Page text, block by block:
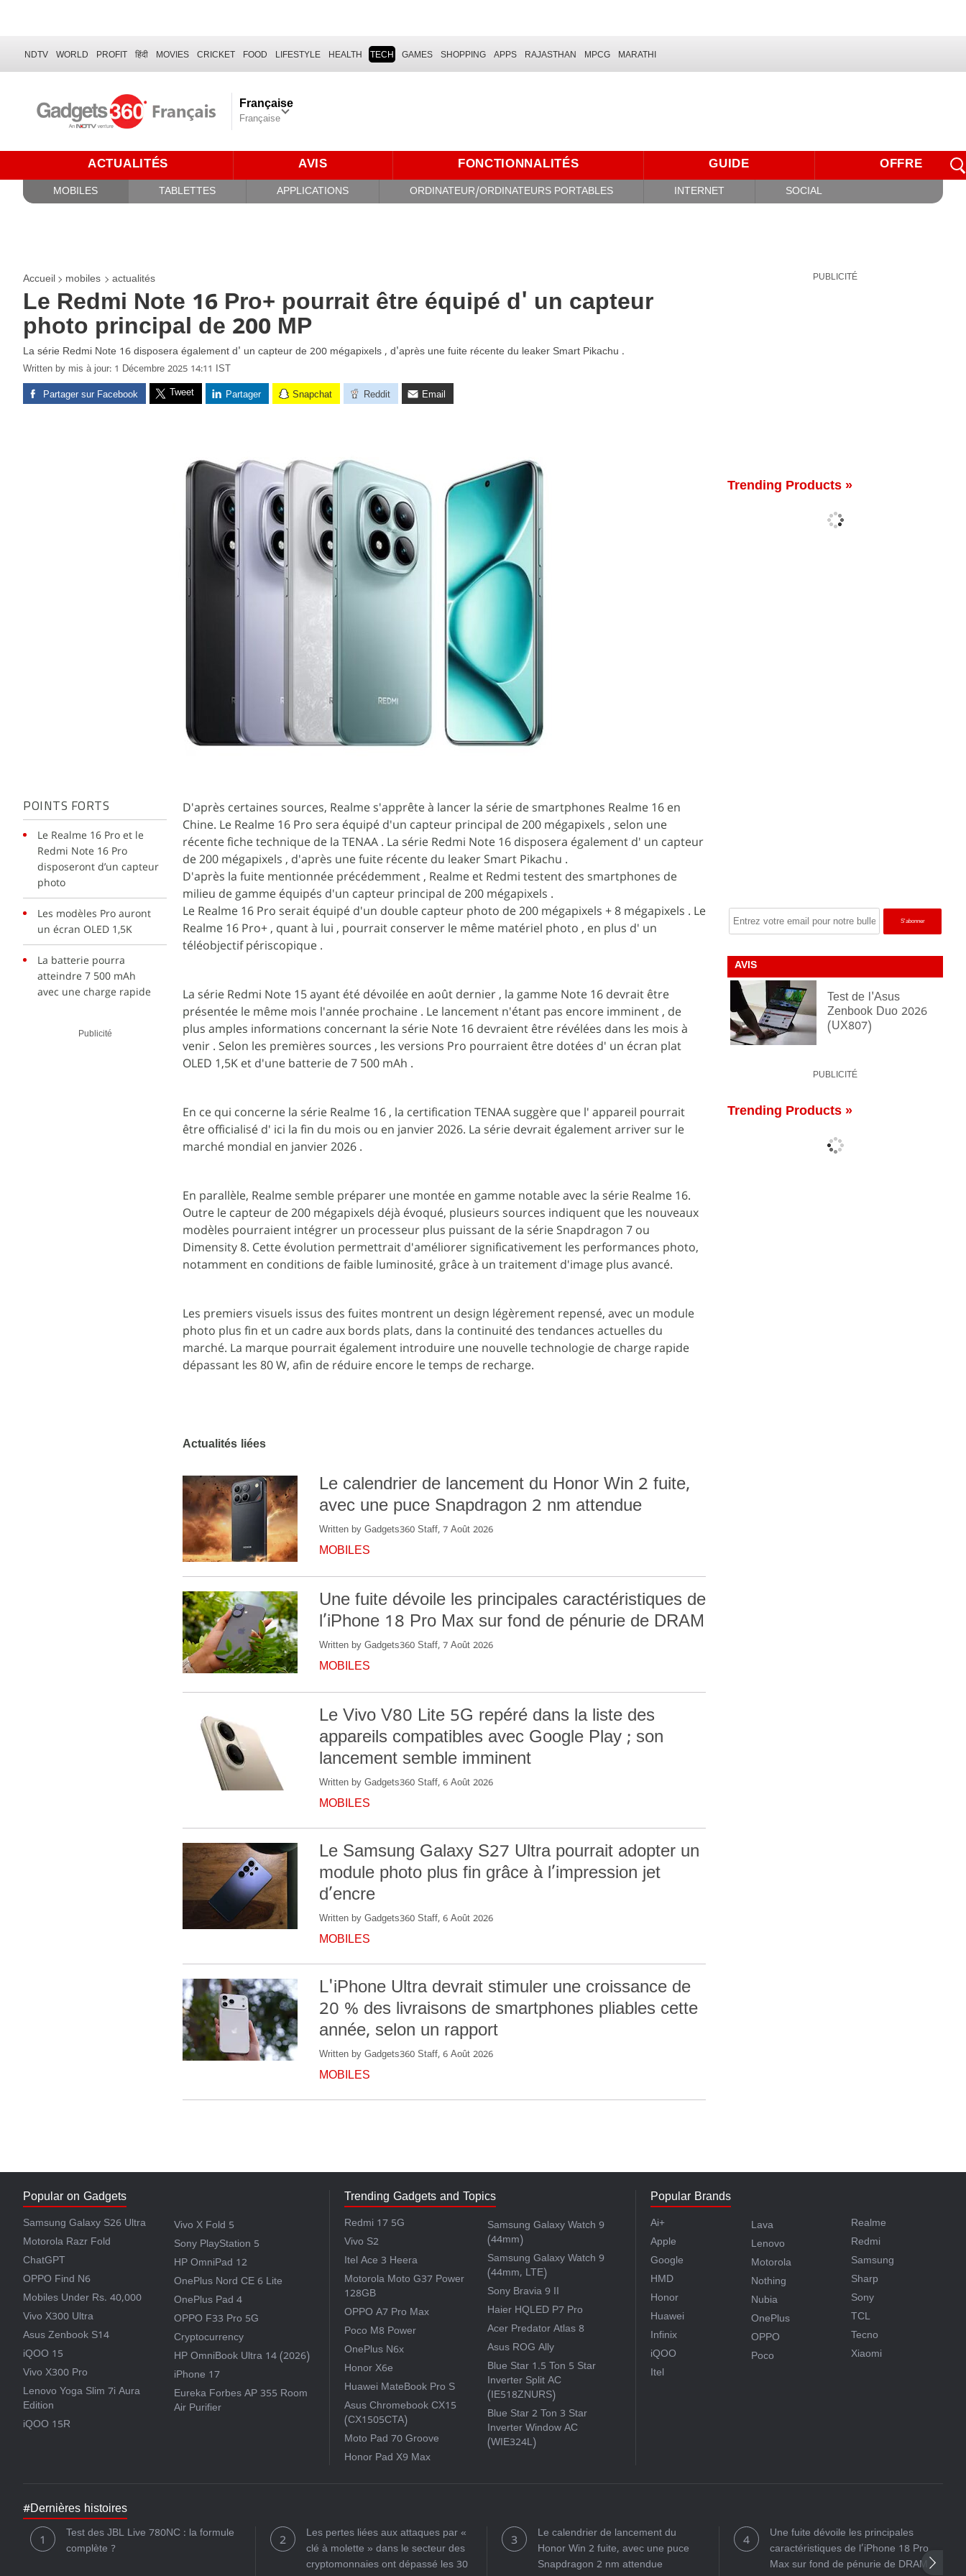
NDTV WORLD PROFIT हिंदी MOVIES CRICKET FOOD LIFESTYLE HEALTH TECH GAMES SHOPPING APPS RAJASTHAN MPCG MARATHI
Française
Française
ACTUALITÉS AVIS FONCTIONNALITÉS GUIDE OFFRE
MOBILES TABLETTES APPLICATIONS ORDINATEUR/ORDINATEURS PORTABLES INTERNET SOCIAL
Accueil mobiles actualités
Le Redmi Note 16 Pro+ pourrait être équipé d' un capteur
photo principal de 200 MP
La série Redmi Note 16 disposera également d' un capteur de 200 mégapixels , d'après une fuite récente du leaker Smart Pikachu .
Written by mis à jour: 1 Décembre 2025 14:11 IST
Partager sur Facebook Tweet Partager Snapchat Reddit Email
POINTS FORTS
Le Realme 16 Pro et le
Redmi Note 16 Pro
disposeront d’un capteur
photo
Les modèles Pro auront
un écran OLED 1,5K
La batterie pourra
atteindre 7 500 mAh
avec une charge rapide
Publicité
D'après certaines sources, Realme s'apprête à lancer la série de smartphones Realme 16 en
Chine. Le Realme 16 Pro sera équipé d'un capteur principal de 200 mégapixels , selon une
récente fiche technique de la TENAA . La série Redmi Note 16 disposera également d' un capteur
de 200 mégapixels , d'après une fuite récente du leaker Smart Pikachu .
D'après la fuite mentionnée précédemment , Realme et Redmi testent des smartphones de
milieu de gamme équipés d'un capteur principal de 200 mégapixels .
Le Realme 16 Pro serait équipé d'un double capteur photo de 200 mégapixels + 8 mégapixels . Le
Realme 16 Pro+ , quant à lui , pourrait conserver le même matériel photo , en plus d' un
téléobjectif périscopique .
La série Redmi Note 15 ayant été dévoilée en août dernier , la gamme Note 16 devrait être
présentée le même mois l'année prochaine . Le lancement n'étant pas encore imminent , de
plus amples informations concernant la série Note 16 devraient être révélées dans les mois à
venir . Selon les premières sources , les versions Pro pourraient être dotées d' un écran plat
OLED 1,5K et d'une batterie de 7 500 mAh .
En ce qui concerne la série Realme 16 , la certification TENAA suggère que l' appareil pourrait
être officialisé d' ici la fin du mois ou en janvier 2026. La série devrait également arriver sur le
marché mondial en janvier 2026 .
En parallèle, Realme semble préparer une montée en gamme notable avec la série Realme 16.
Outre le capteur de 200 mégapixels déjà évoqué, plusieurs sources indiquent que les nouveaux
modèles pourraient intégrer un processeur plus puissant de la série Snapdragon 7 ou
Dimensity 8. Cette évolution permettrait d'améliorer significativement les performances photo,
notamment en conditions de faible luminosité, grâce à un traitement d'image plus avancé.
Les premiers visuels issus des fuites montrent un design légèrement repensé, avec un module
photo plus fin et un cadre aux bords plats, dans la continuité des tendances actuelles du
marché. La marque pourrait également introduire une nouvelle technologie de charge rapide
dépassant les 80 W, afin de réduire encore le temps de recharge.
Actualités liées
Le calendrier de lancement du Honor Win 2 fuite,
avec une puce Snapdragon 2 nm attendue
Written by Gadgets360 Staff, 7 Août 2026
MOBILES
Une fuite dévoile les principales caractéristiques de
l’iPhone 18 Pro Max sur fond de pénurie de DRAM
Written by Gadgets360 Staff, 7 Août 2026
MOBILES
Le Vivo V80 Lite 5G repéré dans la liste des
appareils compatibles avec Google Play ; son
lancement semble imminent
Written by Gadgets360 Staff, 6 Août 2026
MOBILES
Le Samsung Galaxy S27 Ultra pourrait adopter un
module photo plus fin grâce à l’impression jet
d’encre
Written by Gadgets360 Staff, 6 Août 2026
MOBILES
L'iPhone Ultra devrait stimuler une croissance de
20 % des livraisons de smartphones pliables cette
année, selon un rapport
Written by Gadgets360 Staff, 6 Août 2026
MOBILES
PUBLICITÉ
Trending Products »
AVIS
Test de l'Asus
Zenbook Duo 2026
(UX807)
PUBLICITÉ
Trending Products »
Popular on Gadgets
Samsung Galaxy S26 Ultra
Motorola Razr Fold
ChatGPT
OPPO Find N6
Mobiles Under Rs. 40,000
Vivo X300 Ultra
Asus Zenbook S14
iQOO 15
Vivo X300 Pro
Lenovo Yoga Slim 7i Aura
Edition
iQOO 15R
Vivo X Fold 5
Sony PlayStation 5
HP OmniPad 12
OnePlus Nord CE 6 Lite
OnePlus Pad 4
OPPO F33 Pro 5G
Cryptocurrency
HP OmniBook Ultra 14 (2026)
iPhone 17
Eureka Forbes AP 355 Room
Air Purifier
Trending Gadgets and Topics
Redmi 17 5G
Vivo S2
Itel Ace 3 Heera
Motorola Moto G37 Power
128GB
OPPO A7 Pro Max
Poco M8 Power
OnePlus N6x
Honor X6e
Huawei MateBook Pro S
Asus Chromebook CX15
(CX1505CTA)
Moto Pad 70 Groove
Honor Pad X9 Max
Samsung Galaxy Watch 9
(44mm)
Samsung Galaxy Watch 9
(44mm, LTE)
Sony Bravia 9 II
Haier HQLED P7 Pro
Acer Predator Atlas 8
Asus ROG Ally
Blue Star 1.5 Ton 5 Star
Inverter Split AC
(IE518ZNURS)
Blue Star 2 Ton 3 Star
Inverter Window AC
(WIE324L)
Popular Brands
Ai+
Apple
Google
HMD
Honor
Huawei
Infinix
iQOO
Itel
Lava
Lenovo
Motorola
Nothing
Nubia
OnePlus
OPPO
Poco
Realme
Redmi
Samsung
Sharp
Sony
TCL
Tecno
Xiaomi
#Dernières histoires
Test des JBL Live 780NC : la formule
complète ?
Les pertes liées aux attaques par «
clé à molette » dans le secteur des
cryptomonnaies ont dépassé les 30
Le calendrier de lancement du
Honor Win 2 fuite, avec une puce
Snapdragon 2 nm attendue
Une fuite dévoile les principales
caractéristiques de l’iPhone 18 Pro
Max sur fond de pénurie de DRAM